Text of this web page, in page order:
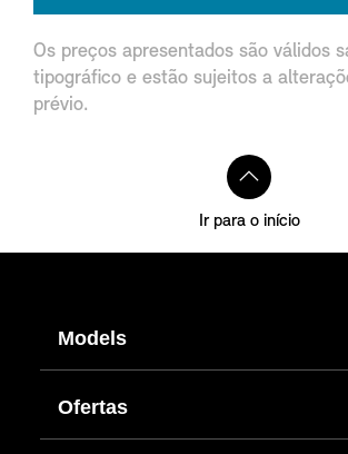
Os preços apresentados são válidos
tipográfico e estão sujeitos a
prévio.
Ir para o início
Models
Ofertas